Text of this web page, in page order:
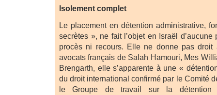
Isolement complet
Le placement en détention administrative,
secrètes », ne fait l’objet en Israël
procès ni recours. Elle ne donne pas
avocats français de Salah Hamouri, Mes
Brengarth, elle s’apparente à une «
du droit international confirmé par le Comité
le Groupe de travail sur la détention